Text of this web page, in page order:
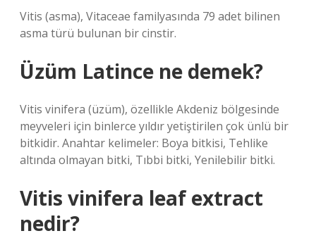
Vitis (asma), Vitaceae familyasında 79 adet bilinen
asma türü bulunan bir cinstir.
Üzüm Latince ne demek?
Vitis vinifera (üzüm), özellikle Akdeniz bölgesinde
meyveleri için binlerce yıldır yetiştirilen çok ünlü bir
bitkidir. Anahtar kelimeler: Boya bitkisi, Tehlike
altında olmayan bitki, Tıbbi bitki, Yenilebilir bitki.
Vitis vinifera leaf extract
nedir?